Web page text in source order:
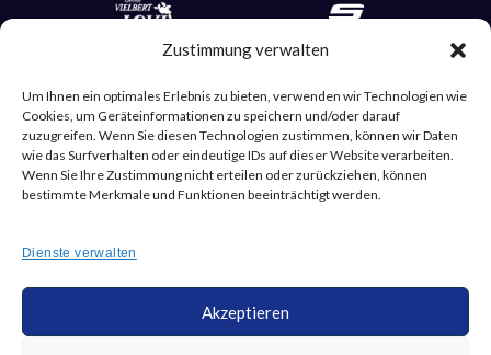
Zustimmung verwalten
Um Ihnen ein optimales Erlebnis zu bieten, verwenden wir Technologien wie
Cookies, um Geräteinformationen zu speichern und/oder darauf
zuzugreifen. Wenn Sie diesen Technologien zustimmen, können wir Daten
wie das Surfverhalten oder eindeutige IDs auf dieser Website verarbeiten.
Wenn Sie Ihre Zustimmung nicht erteilen oder zurückziehen, können
bestimmte Merkmale und Funktionen beeinträchtigt werden.
Dienste verwalten
Akzeptieren